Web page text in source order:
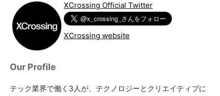
XCrossing Official Twitter
XCrossing website
Our Profile
テック業界で働く3人が、テクノロジーとクリエイティブに